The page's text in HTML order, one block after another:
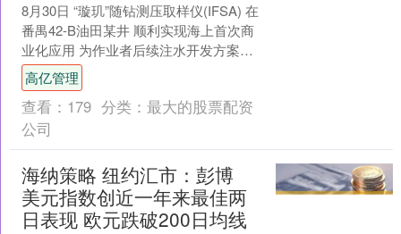
8月30日 “璇玑”随钻测压取样仪(IFSA) 在
番禺42-B油田某井 顺利实现海上首次商
业化应用 为作业者后续注水开发方案设
计 提供了坚实数据支撑 IFSA—....
高亿管理
查看： 179 分类： 最大的股票配资
公司
海纳策略 纽约汇市：彭博
美元指数创近一年来最佳两
日表现 欧元跌破200日均线